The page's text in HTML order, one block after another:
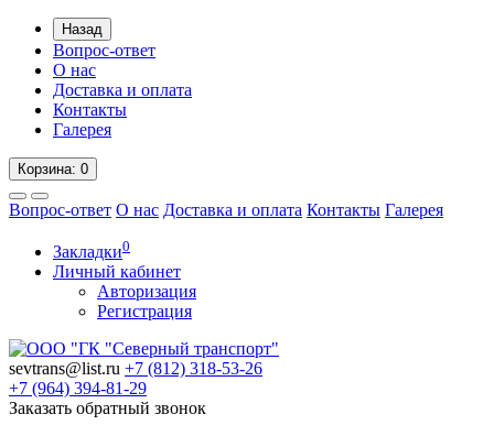
Назад
Вопрос-ответ
О нас
Доставка и оплата
Контакты
Галерея
Корзина: 0
Вопрос-ответ О нас Доставка и оплата Контакты Галерея
Закладки0
Личный кабинет
Авторизация
Регистрация
sevtrans@list.ru +7 (812) 318-53-26
+7 (964) 394-81-29
Заказать обратный звонок